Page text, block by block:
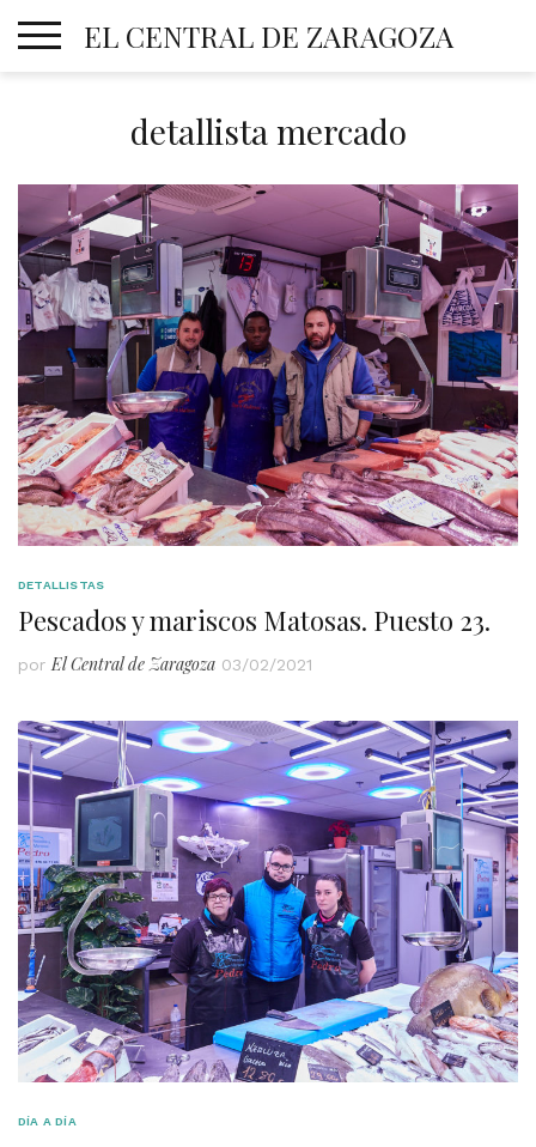
EL CENTRAL DE ZARAGOZA
detallista mercado
DETALLISTAS
Pescados y mariscos Matosas. Puesto 23.
por El Central de Zaragoza 03/02/2021
DÍA A DÍA